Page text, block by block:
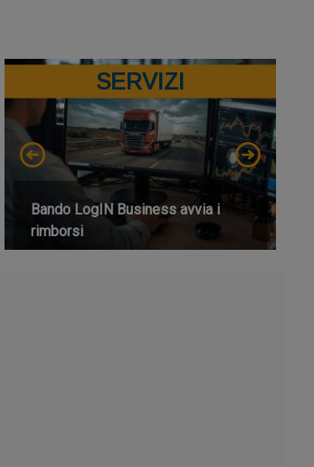
SERVIZI
Bando LogIN Business avvia i
rimborsi